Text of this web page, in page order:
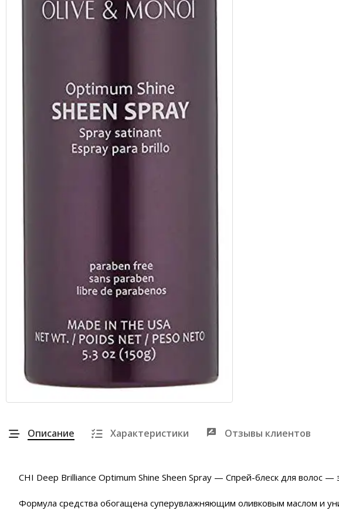
Описание Характеристики Отзывы клиентов
CHI Deep Brilliance Optimum Shine Sheen Spray — Спрей-блеск для волос —
Формула средства обогащена суперувлажняющим оливковым маслом и